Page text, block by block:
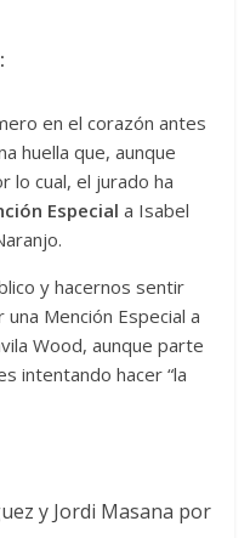
en el corazón antes
huella que, aunque
lo cual, el jurado ha
Especial a Isabel
y hacernos sentir
Mención Especial a
Wood, aunque parte
intentando hacer “la
y Jordi Masana por